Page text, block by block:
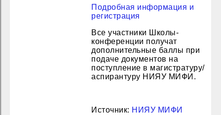
Подробная информация и
регистрация
Все участники Школы-
конференции получат
дополнительные баллы при
подаче документов на
поступление в магистратуру/
аспирантуру НИЯУ МИФИ.
Источник: НИЯУ МИФИ